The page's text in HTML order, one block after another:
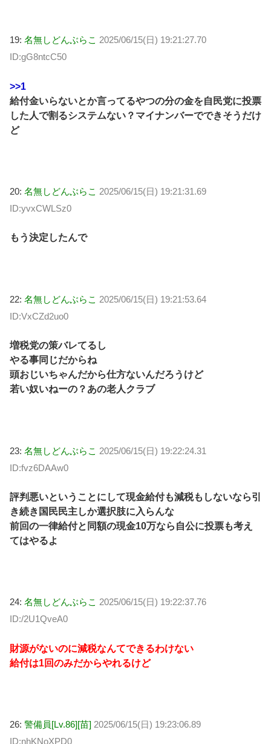
19: 名無しどんぶらこ 2025/06/15(日) 19:21:27.70
ID:gG8ntcC50
>>1
給付金いらないとか言ってるやつの分の金を自民党に投票
した人で割るシステムない？マイナンバーでできそうだけ
ど
20: 名無しどんぶらこ 2025/06/15(日) 19:21:31.69
ID:yvxCWLSz0
もう決定したんで
22: 名無しどんぶらこ 2025/06/15(日) 19:21:53.64
ID:VxCZd2uo0
増税党の策バレてるし
やる事同じだからね
頭おじいちゃんだから仕方ないんだろうけど
若い奴いねーの？あの老人クラブ
23: 名無しどんぶらこ 2025/06/15(日) 19:22:24.31
ID:fvz6DAAw0
評判悪いということにして現金給付も減税もしないなら引
き続き国民民主しか選択肢に入らんな
前回の一律給付と同額の現金10万なら自公に投票も考え
てはやるよ
24: 名無しどんぶらこ 2025/06/15(日) 19:22:37.76
ID:/2U1QveA0
財源がないのに減税なんてできるわけない
給付は1回のみだからやれるけど
26: 警備員[Lv.86][苗] 2025/06/15(日) 19:23:06.89
ID:nhKNoXPD0